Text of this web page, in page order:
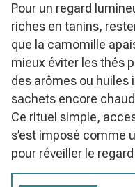
Pour un regard
riches en tanins,
que la camomille
mieux éviter les thés
des arômes ou
sachets encore
Ce rituel simple,
s’est imposé comme
pour réveiller le